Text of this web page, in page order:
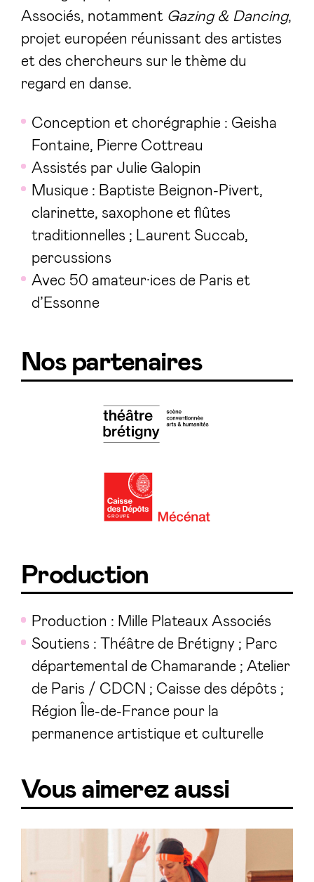
Associés, notamment Gazing & Dancing,
projet européen réunissant des artistes
et des chercheurs sur le thème du
regard en danse.
Conception et chorégraphie : Geisha
Fontaine, Pierre Cottreau
Assistés par Julie Galopin
Musique : Baptiste Beignon-Pivert,
clarinette, saxophone et flûtes
traditionnelles ; Laurent Succab,
percussions
Avec 50 amateur·ices de Paris et
d’Essonne
Nos partenaires
Production
Production : Mille Plateaux Associés
Soutiens : Théâtre de Brétigny ; Parc
départemental de Chamarande ; Atelier
de Paris / CDCN ; Caisse des dépôts ;
Région Île-de-France pour la
permanence artistique et culturelle
Vous aimerez aussi